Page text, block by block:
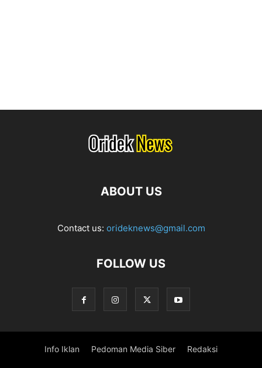
ABOUT US
Contact us: orideknews@gmail.com
FOLLOW US
Info Iklan Pedoman Media Siber Redaksi